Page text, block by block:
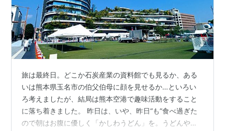
旅は最終日。どこか石炭産業の資料館でも見るか、ある
いは熊本県玉名市の伯父伯母に顔を見せるか…といろい
ろ考えましたが、結局は熊本空港で趣味活動をすること
に落ち着きました。 昨日は、いや、昨日“も”食べ過ぎた
ので朝はお腹に優しく「かしわうどん」を。うどんや炊